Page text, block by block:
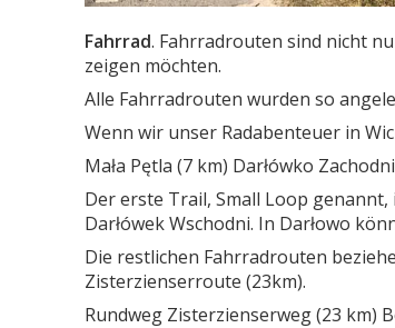
Fahrrad. Fahrradrouten sind nicht
zeigen möchten.
Alle Fahrradrouten wurden so
Wenn wir unser Radabenteuer in
Mała Pętla (7 km) Darłówko
Der erste Trail, Small Loop
Darłówek Wschodni. In Darłowo
Die restlichen Fahrradrouten
Zisterzienserroute (23km).
Rundweg Zisterzienserweg (23 km)